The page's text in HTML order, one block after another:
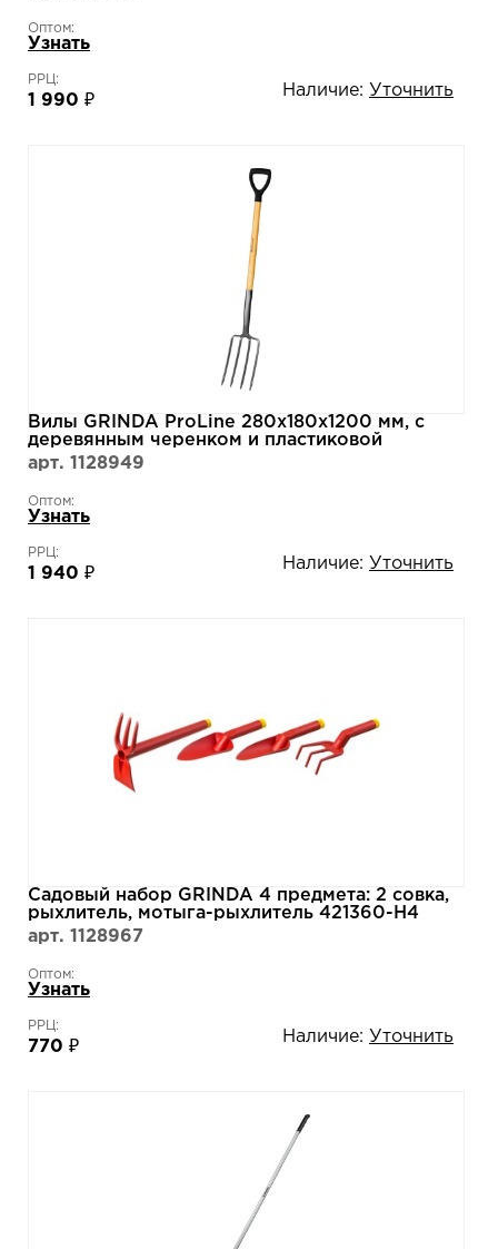
Оптом:
Узнать
РРЦ:
1 990 ₽
Наличие: Уточнить
Вилы GRINDA ProLine 280x180x1200 мм, с
деревянным черенком и пластиковой
рукояткой 39727
арт. 1128949
Оптом:
Узнать
РРЦ:
1 940 ₽
Наличие: Уточнить
Садовый набор GRINDA 4 предмета: 2 совка,
рыхлитель, мотыга-рыхлитель 421360-H4
арт. 1128967
Оптом:
Узнать
РРЦ:
770 ₽
Наличие: Уточнить